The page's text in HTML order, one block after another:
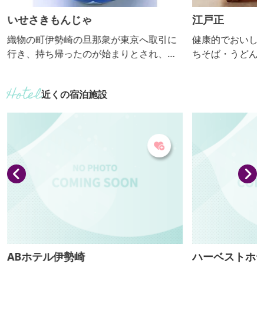
いせさきもんじゃ
織物の町伊勢崎の旦那衆が東京へ取引に
行き、持ち帰ったのが始まりとされ、駄
プ、「から」はカレー粉、「あまから」
は両方が入るのが特徴。駄菓子感覚で味
わえます。
江戸正
健康的でおいし
ちそば・うどん
近くの宿泊施設
ABホテル伊勢崎 ハーベストホ